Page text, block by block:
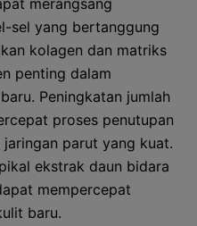
merangsang
sel yang bertanggung
kolagen dan matriks
penting dalam
Peningkatan jumlah
proses penutupan
parut yang kuat.
ekstrak daun bidara
mempercepat
baru.